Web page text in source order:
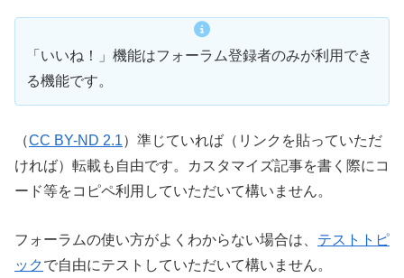
「いいね！」機能はフォーラム登録者のみが利用でき
る機能です。
（CC BY-ND 2.1）準じていれば（リンクを貼っていただ
ければ）転載も自由です。カスタマイズ記事を書く際にコ
ード等をコピペ利用していただいて構いません。
フォーラムの使い方がよくわからない場合は、 テストトピ
ックで自由にテストしていただいて構いません。